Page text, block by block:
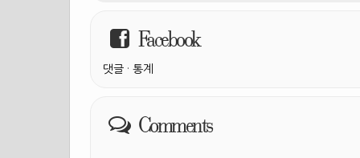
Facebook
댓글 · 통계
Comments